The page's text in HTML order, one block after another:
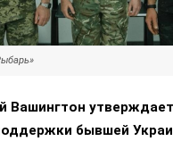
Вашингтон
бывшей